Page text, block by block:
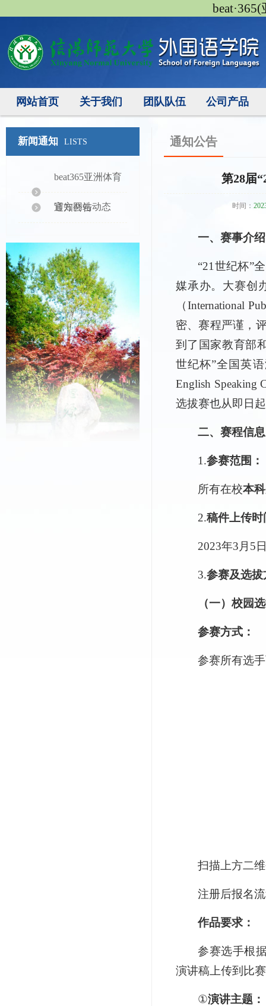
网站首页 关于我们 团队队伍 公司产品
新闻通知 LISTS
beat365亚洲体育
官方网站动态
通知公告
通知公告
第28届
时间：
一、赛事介绍
“21世纪杯”
媒承办。大赛创
（International
密、赛程严谨，
到了国家教育部
世纪杯”全国英语
English
选拔赛也从即日
二、赛程信息
1.参赛范围：
所有在校本
2.稿件上传时
2023年3月5
3.参赛及选拔
（一）校园
参赛方式：
参赛所有选
扫描上方二
注册后报名
作品要求：
参赛选手根
演讲稿上传到比
①演讲主题：